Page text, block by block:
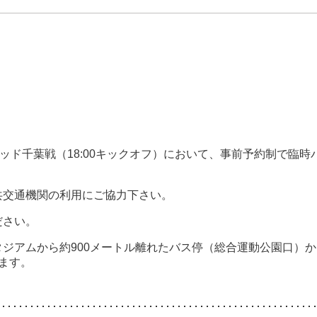
ド千葉戦（18:00キックオフ）において、事前予約制で臨時
通機関の利用にご協力下さい。
い。
アムから約900メートル離れたバス停（総合運動公園口）
す。